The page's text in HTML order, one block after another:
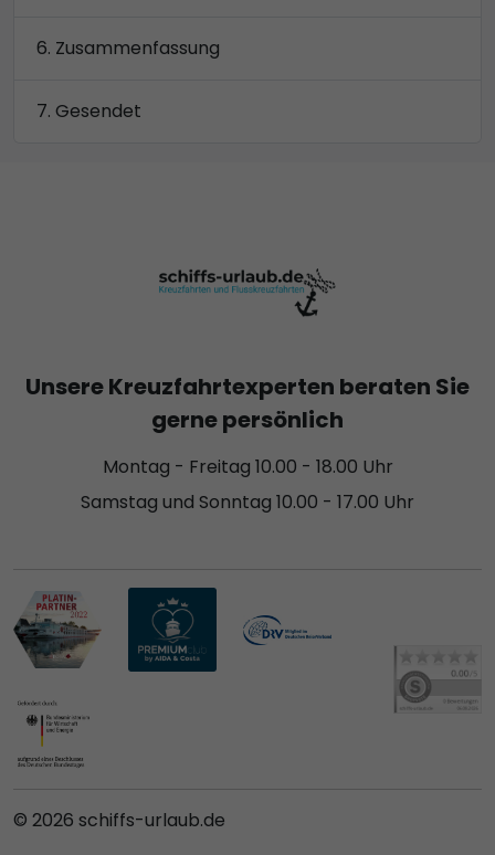
Zusammenfassung
Gesendet
Unsere Kreuzfahrtexperten beraten Sie
gerne persönlich
Montag - Freitag 10.00 - 18.00 Uhr
Samstag und Sonntag 10.00 - 17.00 Uhr
© 2026 schiffs-urlaub.de